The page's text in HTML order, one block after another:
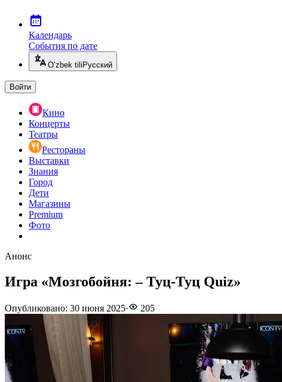
Календарь
События по дате
O’zbek tili Русский
Войти
Кино
Концерты
Театры
Рестораны
Выставки
Знания
Город
Дети
Магазины
Premium
Фото
Анонс
Игра «Мозгобойня: – Туц-Туц Quiz»
Опубликовано: 30 июня 2025· 205